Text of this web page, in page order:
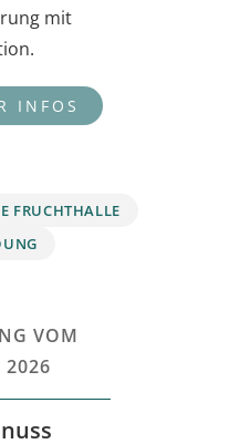
mit
FRUCHTHALLE
VOM
2026